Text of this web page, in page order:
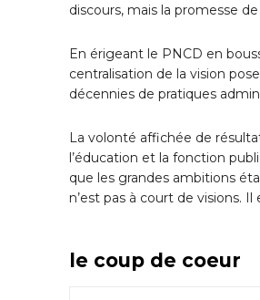
discours, mais la promesse
En érigeant le PNCD en
centralisation de la vision
décennies de pratiques
La volonté affichée de
l’éducation et la fonction
que les grandes ambitions
n’est pas à court de visions.
le coup de coeur